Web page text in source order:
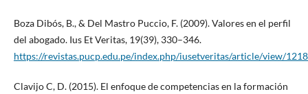
Boza Dibós, B., & Del Mastro Puccio, F. (2009). Valores en el perfil
del abogado. Ius Et Veritas, 19(39), 330–346.
https://revistas.pucp.edu.pe/index.php/iusetveritas/article/view/
Clavijo C, D. (2015). El enfoque de competencias en la formación